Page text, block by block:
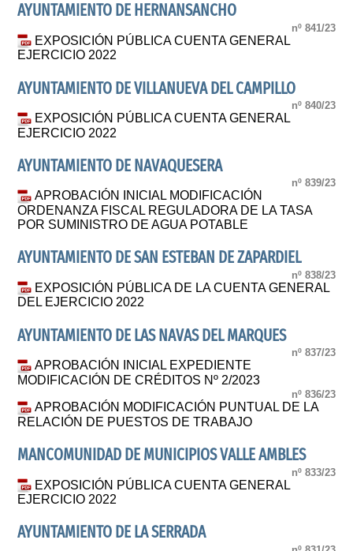
AYUNTAMIENTO DE HERNANSANCHO
nº 841/23
EXPOSICIÓN PÚBLICA CUENTA GENERAL
EJERCICIO 2022
AYUNTAMIENTO DE VILLANUEVA DEL CAMPILLO
nº 840/23
EXPOSICIÓN PÚBLICA CUENTA GENERAL
EJERCICIO 2022
AYUNTAMIENTO DE NAVAQUESERA
nº 839/23
APROBACIÓN INICIAL MODIFICACIÓN
ORDENANZA FISCAL REGULADORA DE LA TASA
POR SUMINISTRO DE AGUA POTABLE
AYUNTAMIENTO DE SAN ESTEBAN DE ZAPARDIEL
nº 838/23
EXPOSICIÓN PÚBLICA DE LA CUENTA GENERAL
DEL EJERCICIO 2022
AYUNTAMIENTO DE LAS NAVAS DEL MARQUES
nº 837/23
APROBACIÓN INICIAL EXPEDIENTE
MODIFICACIÓN DE CRÉDITOS Nº 2/2023
nº 836/23
APROBACIÓN MODIFICACIÓN PUNTUAL DE LA
RELACIÓN DE PUESTOS DE TRABAJO
MANCOMUNIDAD DE MUNICIPIOS VALLE AMBLES
nº 833/23
EXPOSICIÓN PÚBLICA CUENTA GENERAL
EJERCICIO 2022
AYUNTAMIENTO DE LA SERRADA